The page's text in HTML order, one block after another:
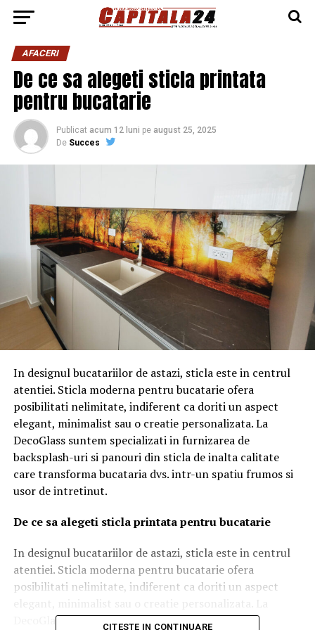
AFACERI
De ce sa alegeti sticla printata
pentru bucatarie
Publicat acum 12 luni pe august 25, 2025
De Succes
In designul bucatariilor de astazi, sticla este in centrul
atentiei. Sticla moderna pentru bucatarie ofera
posibilitati nelimitate, indiferent ca doriti un aspect
elegant, minimalist sau o creatie personalizata. La
DecoGlass suntem specializati in furnizarea de
backsplash-uri si panouri din sticla de inalta calitate
care transforma bucataria dvs. intr-un spatiu frumos si
usor de intretinut.
De ce sa alegeti sticla printata pentru bucatarie
In designul bucatariilor de astazi, sticla este in centrul
atentiei. Sticla moderna pentru bucatarie ofera
posibilitati nelimitate, indiferent ca doriti un aspect
DecoGlass suntem specializati in furnizarea de
CITESTE IN CONTINUARE